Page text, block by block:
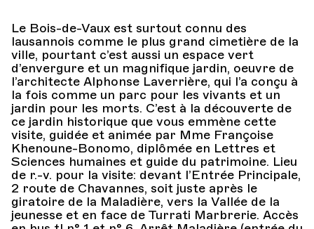
Le Bois-de-Vaux est surtout connu des
lausannois comme le plus grand cimetière de la
ville, pourtant c’est aussi un espace vert
d’envergure et un magnifique jardin, oeuvre de
l’architecte Alphonse Laverrière, qui l’a conçu à
la fois comme un parc pour les vivants et un
jardin pour les morts. C’est à la découverte de
ce jardin historique que vous emmène cette
visite, guidée et animée par Mme Françoise
Khenoune-Bonomo, diplômée en Lettres et
Sciences humaines et guide du patrimoine. Lieu
de r.-v. pour la visite: devant l’Entrée Principale,
2 route de Chavannes, soit juste après le
giratoire de la Maladière, vers la Vallée de la
jeunesse et en face de Turrati Marbrerie. Accès